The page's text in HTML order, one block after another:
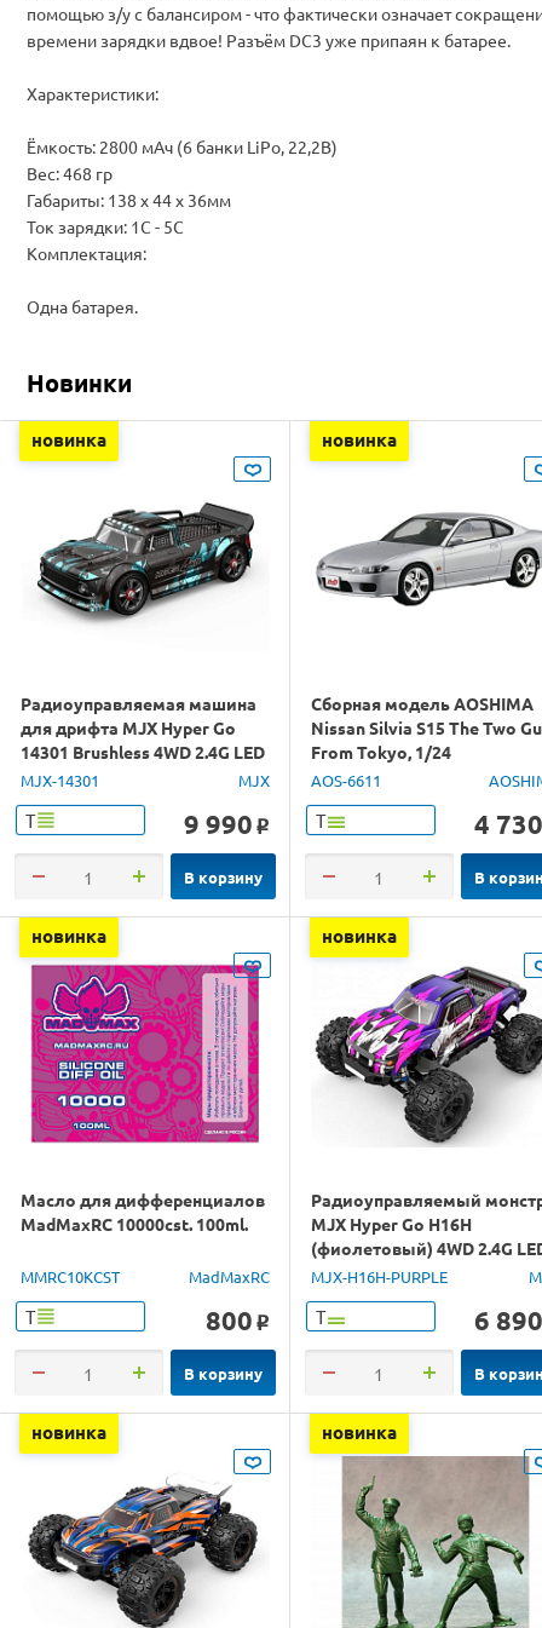
помощью з/у с балансиром - что фактически означает
времени зарядки вдвое! Разъём DC3 уже припаян к батарее.
Характеристики:
Ёмкость: 2800 мАч (6 банки LiPo, 22,2В)
Вес: 468 гр
Габариты: 138 х 44 х 36мм
Ток зарядки: 1С - 5С
Комплектация:
Одна батарея.
Новинки
новинка
Радиоуправляемая машина
для дрифта MJX Hyper Go
14301 Brushless 4WD 2.4G LED
1/14 RTR
MJX-14301 MJX
Т 9 990 o
В корзину
новинка
Сборная модель AOSHIMA
Nissan Silvia S15 The Two
From Tokyo, 1/24
AOS-6611
Т 4 730
В
новинка
Масло для дифференциалов
MadMaxRC 10000cst. 100ml.
MMRC10KCST MadMaxRC
Т 800 o
В корзину
новинка
Радиоуправляемый
MJX Hyper Go H16H
(фиолетовый) 4WD 2.4G
GPS 1/16 RTR
MJX-H16H-PURPLE
Т 6 890
В
новинка новинка